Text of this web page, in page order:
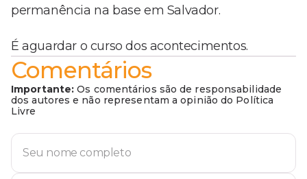
permanência na base em Salvador.
É aguardar o curso dos acontecimentos.
Comentários
Importante: Os comentários são de responsabilidade
dos autores e não representam a opinião do Política
Livre